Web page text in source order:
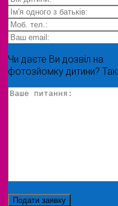
Чи даєте Ви дозвіл на
фотозйомку дитини? Так